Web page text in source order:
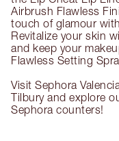
Airbrush Flawless
touch of glamour
Revitalize your skin
and keep your
Flawless Setting
Visit Sephora
Tilbury and explore
Sephora counters!